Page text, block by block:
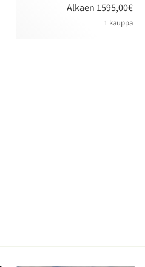
Alkaen 1595,00€
1 kauppa